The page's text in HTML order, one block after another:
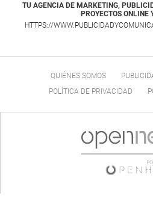
TU AGENCIA DE MARKETING,
PROYECTOS ONLINE
HTTPS://
QUIÉNES SOMOS
POLÍTICA DE PRIVACIDAD